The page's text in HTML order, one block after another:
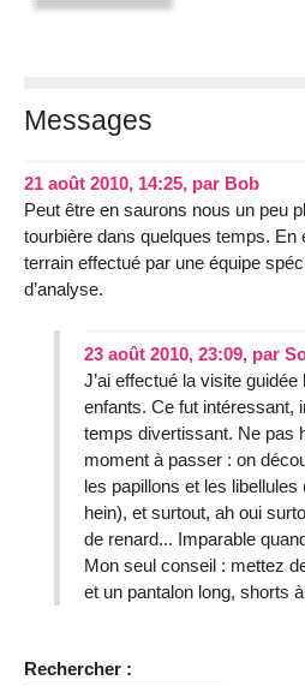
Messages
21 août 2010, 14:25, par Bob
Peut être en saurons nous un peu
tourbière dans quelques temps. En
terrain effectué par une équipe
d’analyse.
23 août 2010, 23:09, par
J’ai effectué la visite guidée
enfants. Ce fut intéressant,
temps divertissant. Ne pas
moment à passer : on
les papillons et les
hein), et surtout, ah oui
de renard... Imparable
Mon seul conseil : mettez
et un pantalon long, shorts
Rechercher :